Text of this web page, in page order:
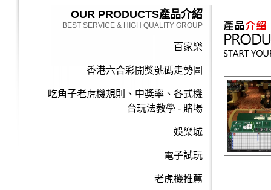
OUR PRODUCTS產品介紹
BEST SERVICE & HIGH QUALITY GROUP
百家樂
香港六合彩開獎號碼走勢圖
吃角子老虎機規則、中獎率、各式機
台玩法教學 - 賭場
娛樂城
電子試玩
老虎機推薦